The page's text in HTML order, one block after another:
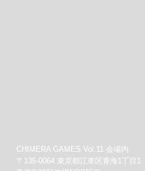
CHIMERA GAMES Vol.11 会場内
〒135-0064 東京都江東区青海1丁目1